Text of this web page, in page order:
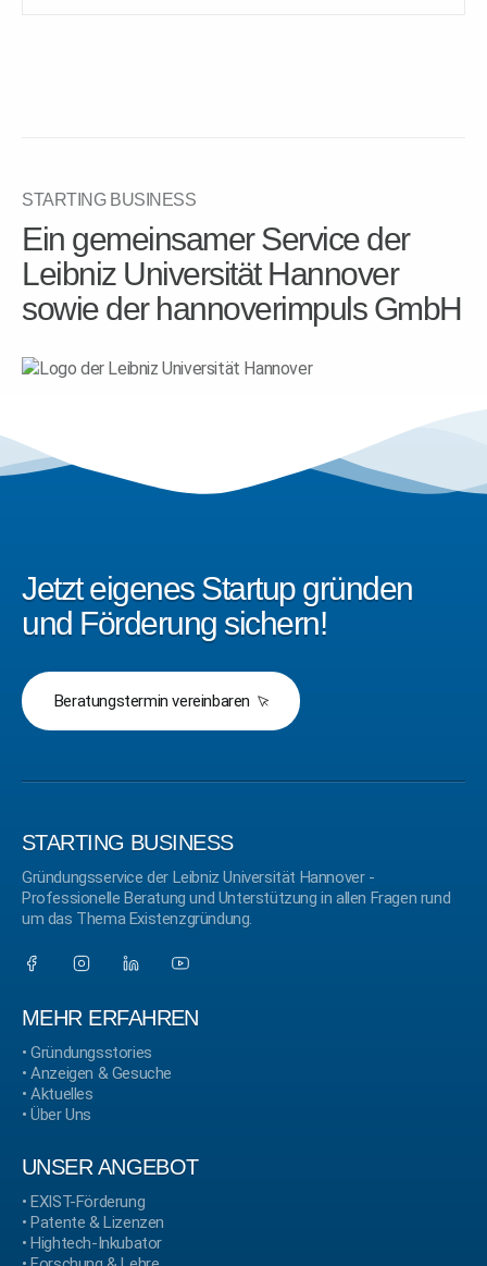
STARTING BUSINESS
Ein gemeinsamer Service der
Leibniz Universität Hannover
sowie der hannoverimpuls GmbH
Jetzt eigenes Startup gründen
und Förderung sichern!
Beratungstermin vereinbaren
STARTING BUSINESS
Gründungsservice der Leibniz Universität Hannover -
Professionelle Beratung und Unterstützung in allen Fragen rund
um das Thema Existenzgründung.
MEHR ERFAHREN
•Gründungsstories
•Anzeigen & Gesuche
•Aktuelles
•Über Uns
UNSER ANGEBOT
•EXIST-Förderung
•Patente & Lizenzen
•Hightech-Inkubator